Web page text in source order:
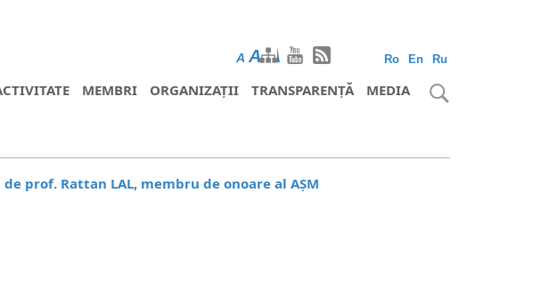
Ro En Ru
A AA
MEMBRI ORGANIZAȚII TRANSPARENȚĂ MEDIA
prof. Rattan LAL, membru de onoare al AȘM